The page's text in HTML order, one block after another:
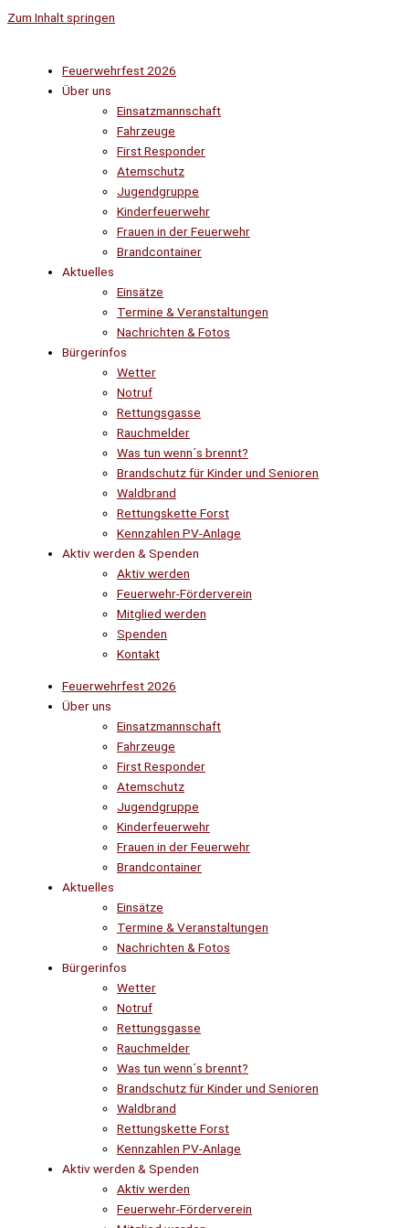
Zum Inhalt springen
Feuerwehrfest 2026
Über uns
Einsatzmannschaft
Fahrzeuge
First Responder
Atemschutz
Jugendgruppe
Kinderfeuerwehr
Frauen in der Feuerwehr
Brandcontainer
Aktuelles
Einsätze
Termine & Veranstaltungen
Nachrichten & Fotos
Bürgerinfos
Wetter
Notruf
Rettungsgasse
Rauchmelder
Was tun wenn´s brennt?
Brandschutz für Kinder und Senioren
Waldbrand
Rettungskette Forst
Kennzahlen PV-Anlage
Aktiv werden & Spenden
Aktiv werden
Feuerwehr-Förderverein
Mitglied werden
Spenden
Kontakt
Feuerwehrfest 2026
Über uns
Einsatzmannschaft
Fahrzeuge
First Responder
Atemschutz
Jugendgruppe
Kinderfeuerwehr
Frauen in der Feuerwehr
Brandcontainer
Aktuelles
Einsätze
Termine & Veranstaltungen
Nachrichten & Fotos
Bürgerinfos
Wetter
Notruf
Rettungsgasse
Rauchmelder
Was tun wenn´s brennt?
Brandschutz für Kinder und Senioren
Waldbrand
Rettungskette Forst
Kennzahlen PV-Anlage
Aktiv werden & Spenden
Aktiv werden
Feuerwehr-Förderverein